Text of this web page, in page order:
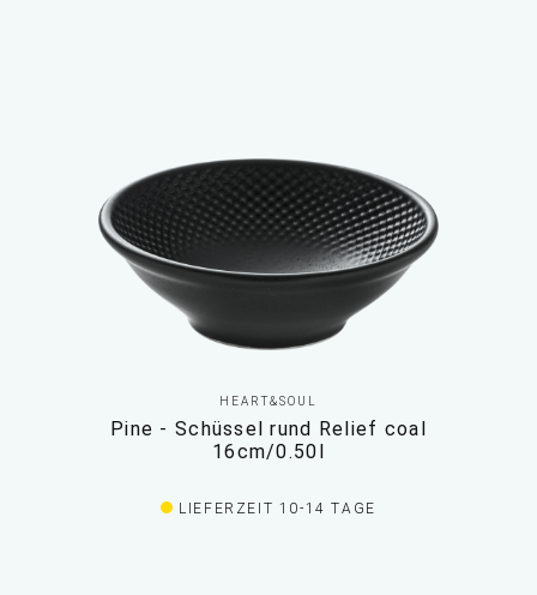
HEART&SOUL
Pine - Schüssel rund Relief coal
16cm/0.50l
LIEFERZEIT 10-14 TAGE